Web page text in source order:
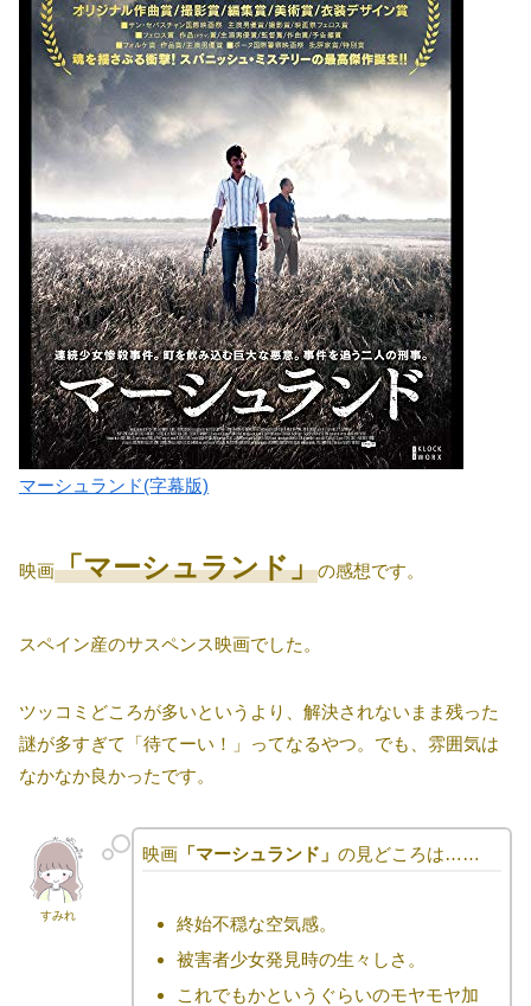
マーシュランド(字幕版)
映画「マーシュランド」の感想です。
スペイン産のサスペンス映画でした。
ツッコミどころが多いというより、解決されないまま残った
謎が多すぎて「待てーい！」ってなるやつ。でも、雰囲気は
なかなか良かったです。
すみれ
映画「マーシュランド」 の見どころは……
終始不穏な空気感。
被害者少女発見時の生々しさ。
これでもかというぐらいのモヤモヤ加